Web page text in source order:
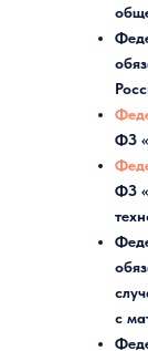
ФЗ
ФЗ
с